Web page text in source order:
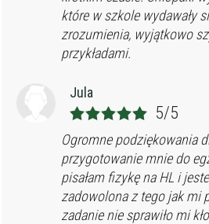
które w szkole wydawały
zrozumienia, wyjątkowo
przykładami.
Jula
5/5
Ogromne podziękowania
przygotowanie mnie do
pisałam fizykę na HL i
zadowolona z tego jak mi
zadanie nie sprawiło mi